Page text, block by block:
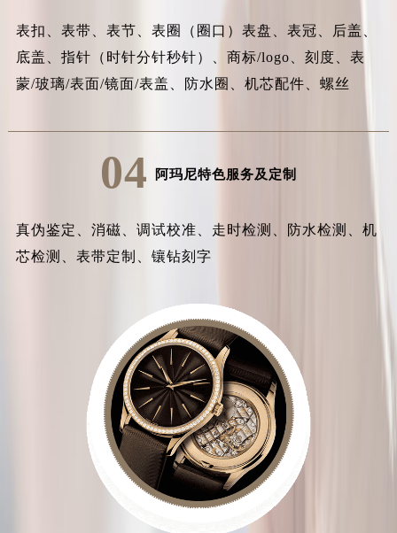
表扣、表带、表节、表圈（圈口）表盘、表冠、后盖、
底盖、指针（时针分针秒针）、商标/logo、刻度、表
蒙/玻璃/表面/镜面/表盖、防水圈、机芯配件、螺丝
04 阿玛尼特色服务及定制
真伪鉴定、消磁、调试校准、走时检测、防水检测、机
芯检测、表带定制、镶钻刻字